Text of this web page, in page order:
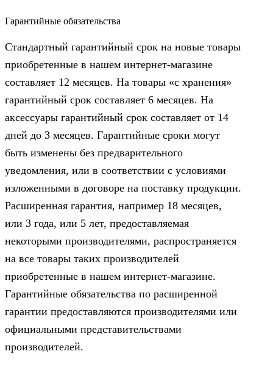
Гарантийные обязательства
Стандартный гарантийный срок на новые товары
приобретенные в нашем интернет-магазине
составляет 12 месяцев. На товары «с хранения»
гарантийный срок составляет 6 месяцев. На
аксессуары гарантийный срок составляет от 14
дней до 3 месяцев. Гарантийные сроки могут
быть изменены без предварительного
уведомления, или в соответствии с условиями
изложенными в договоре на поставку продукции.
Расширенная гарантия, например 18 месяцев,
или 3 года, или 5 лет, предоставляемая
некоторыми производителями, распространяется
на все товары таких производителей
приобретенные в нашем интернет-магазине.
Гарантийные обязательства по расширенной
гарантии предоставляются производителями или
официальными представительствами
производителей.